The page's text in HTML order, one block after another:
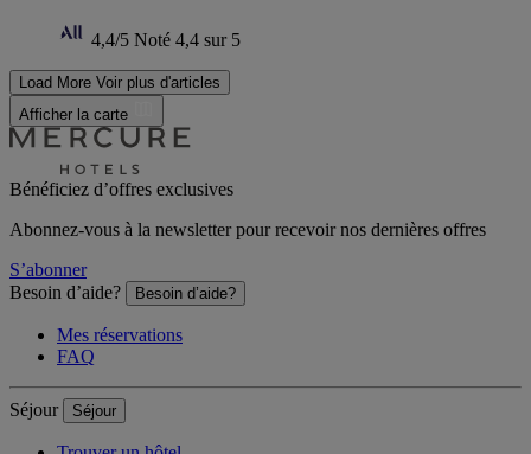
4,4/5 Noté 4,4 sur 5
Load More Voir plus d'articles
Afficher la carte
Bénéficiez d’offres exclusives
Abonnez-vous à la newsletter pour recevoir nos dernières offres
S’abonner
Besoin d’aide?
Besoin d’aide?
Mes réservations
FAQ
Séjour Séjour